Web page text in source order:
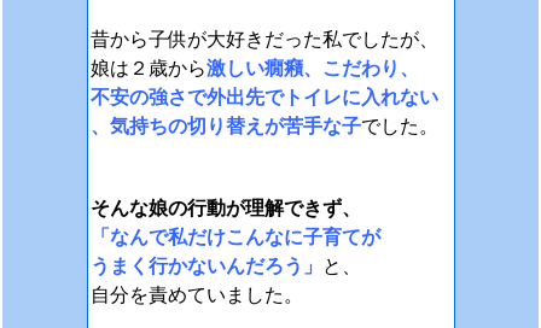
昔から子供が大好きだった私でしたが、
娘は２歳から激しい癇癪、こだわり、
不安の強さで外出先でトイレに入れない
、気持ちの切り替えが苦手な子でした。
そんな娘の行動が理解できず、
「なんで私だけこんなに子育てが
うまく行かないんだろう」
と、
自分を責めていました。